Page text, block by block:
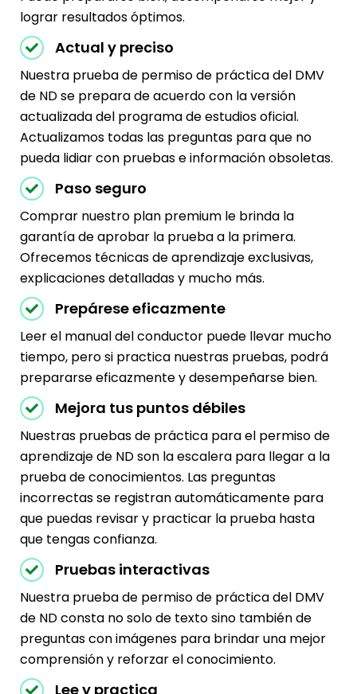
lograr resultados óptimos.
Actual y preciso
Nuestra prueba de permiso de práctica del DMV
de ND se prepara de acuerdo con la versión
actualizada del programa de estudios oficial.
Actualizamos todas las preguntas para que no
pueda lidiar con pruebas e información obsoletas.
Paso seguro
Comprar nuestro plan premium le brinda la
garantía de aprobar la prueba a la primera.
Ofrecemos técnicas de aprendizaje exclusivas,
explicaciones detalladas y mucho más.
Prepárese eficazmente
Leer el manual del conductor puede llevar mucho
tiempo, pero si practica nuestras pruebas, podrá
prepararse eficazmente y desempeñarse bien.
Mejora tus puntos débiles
Nuestras pruebas de práctica para el permiso de
aprendizaje de ND son la escalera para llegar a la
prueba de conocimientos. Las preguntas
incorrectas se registran automáticamente para
que puedas revisar y practicar la prueba hasta
que tengas confianza.
Pruebas interactivas
Nuestra prueba de permiso de práctica del DMV
de ND consta no solo de texto sino también de
preguntas con imágenes para brindar una mejor
comprensión y reforzar el conocimiento.
Lee y practica